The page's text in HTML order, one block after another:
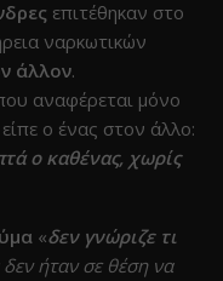
επιτέθηκαν στο
ναρκωτικών
άλλον.
αναφέρεται μόνο
ο ένας στον άλλο:
ο καθένας, χωρίς
«δεν γνώριζε τι
ήταν σε θέση να